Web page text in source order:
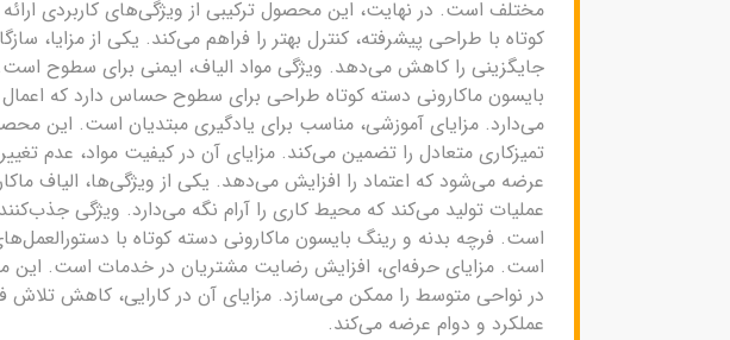
مختلف است. در نهایت، این محصول ترکیبی از ویژگی‌های کاربردی
کوتاه با طراحی پیشرفته، کنترل بهتر را فراهم می‌کند. یکی از
جایگزینی را کاهش می‌دهد. ویژگی مواد الیاف، ایمنی برای سطوح
بایسون ماکارونی دسته کوتاه طراحی برای سطوح حساس دارد که
می‌دارد. مزایای آموزشی، مناسب برای یادگیری مبتدیان است. این
تمیزکاری متعادل را تضمین می‌کند. مزایای آن در کیفیت مواد، عدم
عرضه می‌شود که اعتماد را افزایش می‌دهد. یکی از ویژگی‌ها، الیاف
عملیات تولید می‌کند که محیط کاری را آرام نگه می‌دارد. ویژگی
است. فرچه بدنه و رینگ بایسون ماکارونی دسته کوتاه با
است. مزایای حرفه‌ای، افزایش رضایت مشتریان در خدمات است. این
در نواحی متوسط را ممکن می‌سازد. مزایای آن در کارایی، کاهش تلاش
عملکرد و دوام عرضه می‌کند.